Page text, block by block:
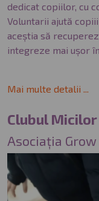
dedicat copiilor, cu
Voluntarii ajută
aceștia să
integreze mai ușor
Mai multe detalii ...
Clubul
Asociația